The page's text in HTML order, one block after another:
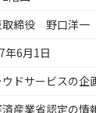
取締役 野口洋一
年6月1日
ウドサービスの企
済産業省認定の情